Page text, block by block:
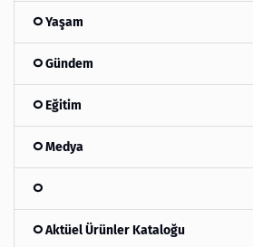
Yaşam
Gündem
Eğitim
Medya
Aktüel Ürünler Kataloğu